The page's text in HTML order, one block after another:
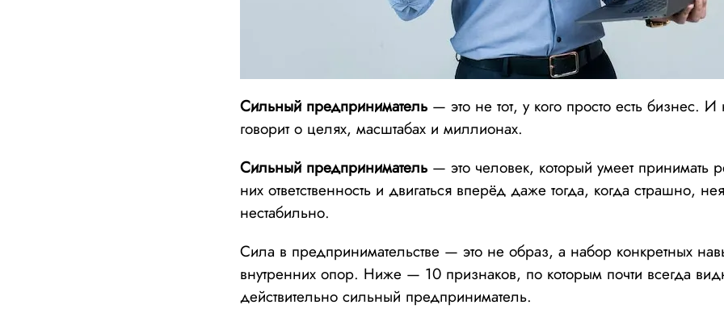
Сильный предприниматель — это не тот, у кого просто есть бизнес. И
говорит о целях, масштабах и миллионах.
Сильный предприниматель — это человек, который умеет принимать
них ответственность и двигаться вперёд даже тогда, когда страшно,
нестабильно.
Сила в предпринимательстве — это не образ, а набор конкретных
внутренних опор. Ниже — 10 признаков, по которым почти всегда
действительно сильный предприниматель.